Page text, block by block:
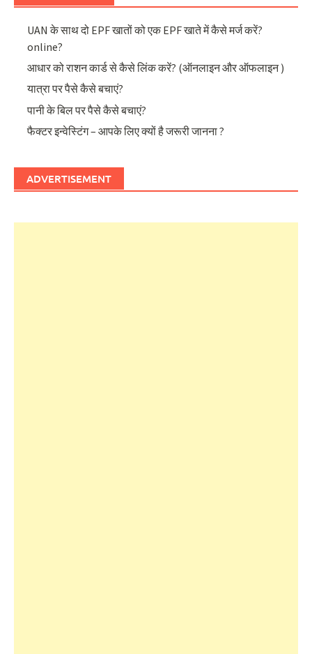
UAN के साथ दो EPF खातों को एक EPF खाते में कैसे मर्ज करें?
online?
आधार को राशन कार्ड से कैसे लिंक करें? (ऑनलाइन और ऑफलाइन )
यात्रा पर पैसे कैसे बचाएं?
पानी के बिल पर पैसे कैसे बचाएं?
फैक्टर इन्वेस्टिंग – आपके लिए क्यों है जरूरी जानना ?
ADVERTISEMENT